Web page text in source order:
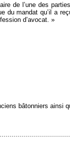
de l’une des
mandat qu’il a
d’avocat. »
bâtonniers ainsi